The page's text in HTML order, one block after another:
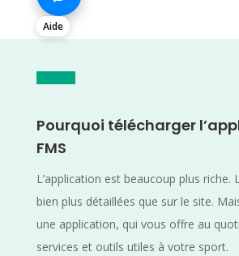
Aide
Pourquoi télécharger
FMS
L’application est beaucoup plus riche.
bien plus détaillées que sur le site.
une application, qui vous offre au
services et outils utiles à votre sport.